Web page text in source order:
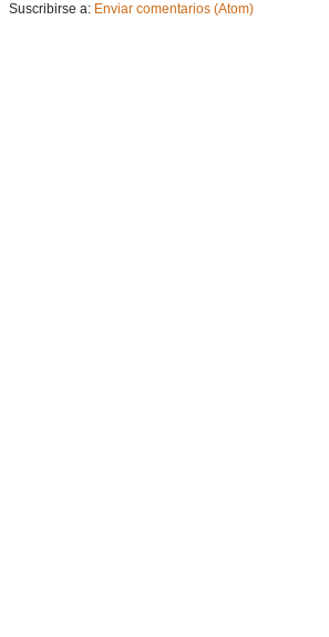
Suscribirse a: Enviar comentarios (Atom)